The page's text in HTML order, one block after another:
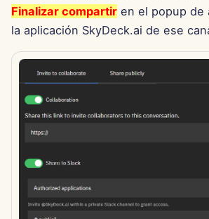
Finalizar compartir en el popup de
la aplicación SkyDeck.ai de ese